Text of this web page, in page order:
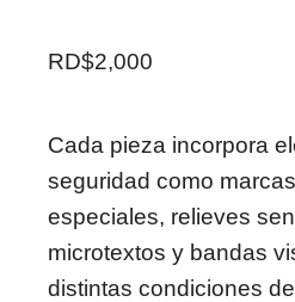
RD$2,000
Cada pieza incorpora
seguridad como
especiales, relieves
microtextos y bandas
distintas condiciones